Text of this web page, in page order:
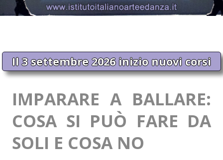
Il 3 settembre 2026 inizio nuovi corsi
IMPARARE A BALLARE:
COSA SI PUÒ FARE DA
SOLI E COSA NO